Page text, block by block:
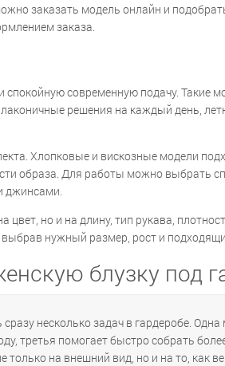
заказать модель онлайн и
заказа.
современную подачу.
решения на каждый день,
Хлопковые и вискозные модели
образа. Для работы можно выбрать
джинсами.
но и на длину, тип рукава,
нужный размер, рост и
блузку под
несколько задач в гардеробе.
третья помогает быстро собрать
на внешний вид, но и на то, как